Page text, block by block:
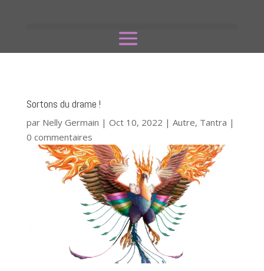
Sortons du drame !
par Nelly Germain | Oct 10, 2022 | Autre, Tantra |
0 commentaires